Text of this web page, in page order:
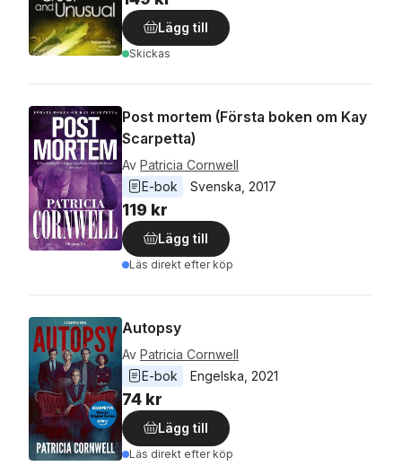
Lägg till
Skickas
Post mortem (Första boken om Kay
Scarpetta)
Av Patricia Cornwell
E-bok
Svenska 2017
119 kr
Lägg till
Läs direkt efter köp
Autopsy
Av Patricia Cornwell
E-bok
Engelska 2021
74 kr
Lägg till
Läs direkt efter köp